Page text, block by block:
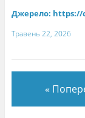
Джерело: https://
Травень 22, 2026
«